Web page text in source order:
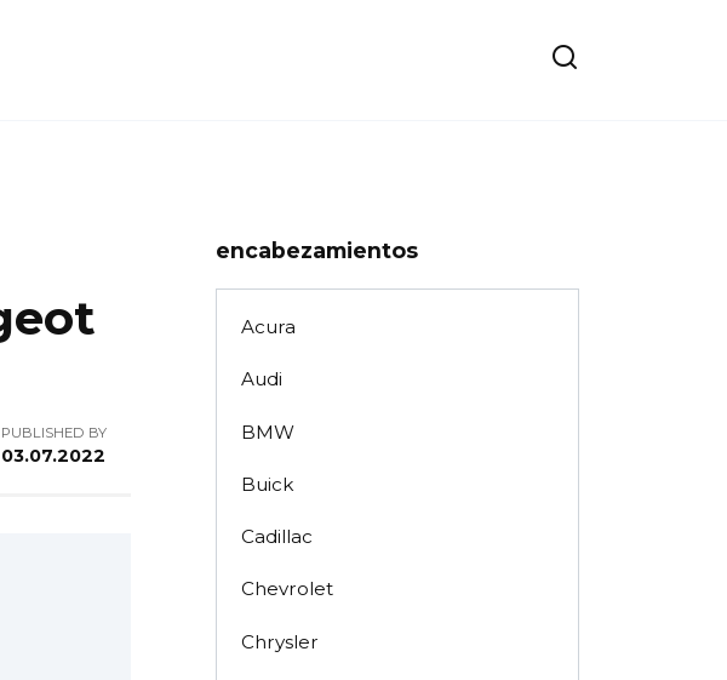
PUBLISHED BY
03.07.2022
encabezamientos
Acura
Audi
BMW
Buick
Cadillac
Chevrolet
Chrysler